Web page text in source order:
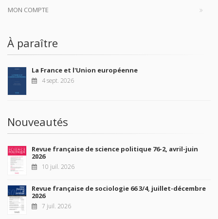
MON COMPTE
À paraître
La France et l'Union européenne
4 sept. 2026
Nouveautés
Revue française de science politique 76-2, avril-juin
2026
10 juil. 2026
Revue française de sociologie 66 3/4, juillet-décembre
2026
7 juil. 2026